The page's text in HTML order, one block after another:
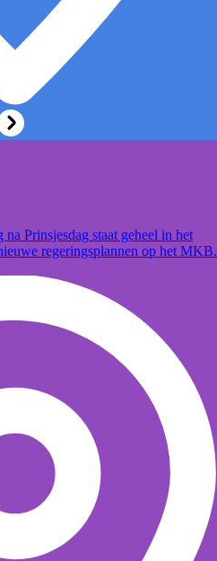
Prinsjesdag staat geheel in het
regeringsplannen op het MKB.